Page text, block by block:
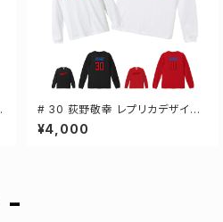
# 30 荻野敬幸 レプリカデザイン
3カラー 選手還元 長袖Tシャツ S
-XXLサイズ 501101
¥4,000
-